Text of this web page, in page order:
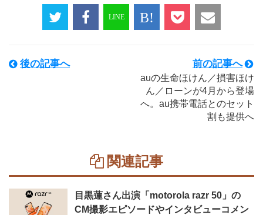
後の記事へ 前の記事へ
auの生命ほけん／損害ほけ
ん／ローンが4月から登場
へ。au携帯電話とのセット
割も提供へ
関連記事
目黒蓮さん出演「motorola razr 50」の
CM撮影エピソードやインタビューコメン